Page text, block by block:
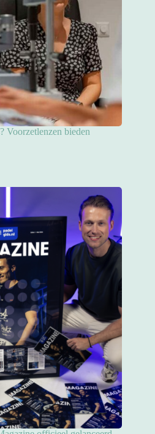
Voorzetlenzen bieden